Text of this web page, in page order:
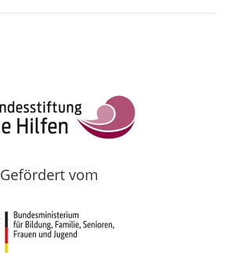
Gefördert vom